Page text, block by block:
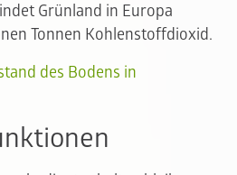
Grünland in Europa
Tonnen Kohlenstoffdioxid.
des Bodens in